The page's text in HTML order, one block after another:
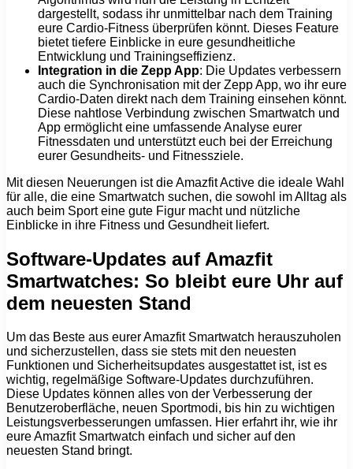
dargestellt, sodass ihr unmittelbar nach dem Training
eure Cardio-Fitness überprüfen könnt. Dieses Feature
bietet tiefere Einblicke in eure gesundheitliche
Entwicklung und Trainingseffizienz.
Integration in die Zepp App: Die Updates verbessern
auch die Synchronisation mit der Zepp App, wo ihr eure
Cardio-Daten direkt nach dem Training einsehen könnt.
Diese nahtlose Verbindung zwischen Smartwatch und
App ermöglicht eine umfassende Analyse eurer
Fitnessdaten und unterstützt euch bei der Erreichung
eurer Gesundheits- und Fitnessziele.
Mit diesen Neuerungen ist die Amazfit Active die ideale Wahl
für alle, die eine Smartwatch suchen, die sowohl im Alltag als
auch beim Sport eine gute Figur macht und nützliche
Einblicke in ihre Fitness und Gesundheit liefert.
Software-Updates auf Amazfit
Smartwatches: So bleibt eure Uhr auf
dem neuesten Stand
Um das Beste aus eurer Amazfit Smartwatch herauszuholen
und sicherzustellen, dass sie stets mit den neuesten
Funktionen und Sicherheitsupdates ausgestattet ist, ist es
wichtig, regelmäßige Software-Updates durchzuführen.
Diese Updates können alles von der Verbesserung der
Benutzeroberfläche, neuen Sportmodi, bis hin zu wichtigen
Leistungsverbesserungen umfassen. Hier erfahrt ihr, wie ihr
eure Amazfit Smartwatch einfach und sicher auf den
neuesten Stand bringt.